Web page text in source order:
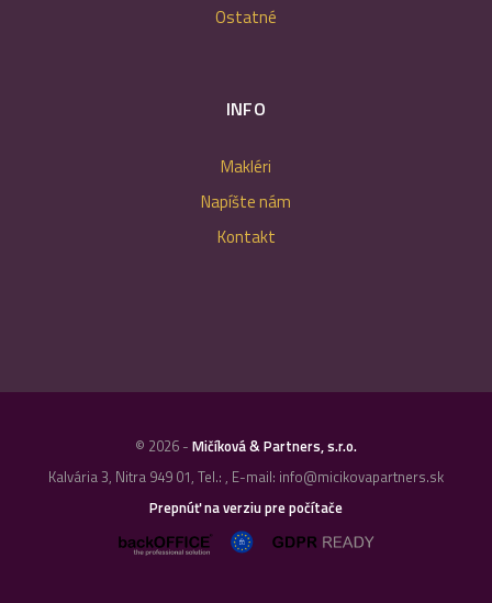
Ostatné
INFO
Makléri
Napíšte nám
Kontakt
© 2026 - Mičíková & Partners, s.r.o.
Kalvária 3, Nitra 949 01, Tel.: , E-mail: info@micikovapartners.sk
Prepnúť na verziu pre počítače